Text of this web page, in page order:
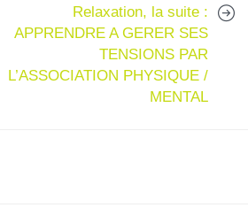
Relaxation, la suite :
APPRENDRE A GERER SES
TENSIONS PAR
L’ASSOCIATION PHYSIQUE /
MENTAL